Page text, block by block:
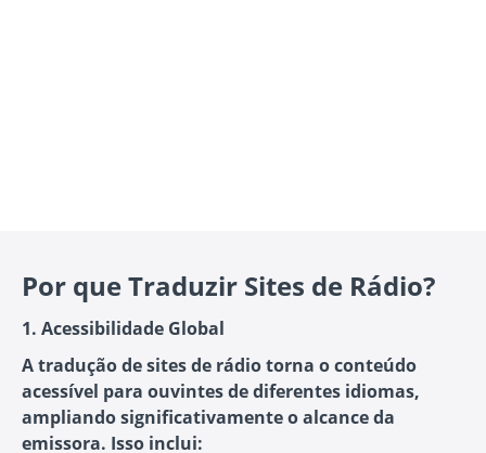
Por que Traduzir Sites de Rádio?
1. Acessibilidade Global
A tradução de sites de rádio torna o conteúdo
acessível para ouvintes de diferentes idiomas,
ampliando significativamente o alcance da
emissora. Isso inclui: